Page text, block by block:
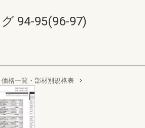
94-95(96-97)
価格一覧・部材別規格表